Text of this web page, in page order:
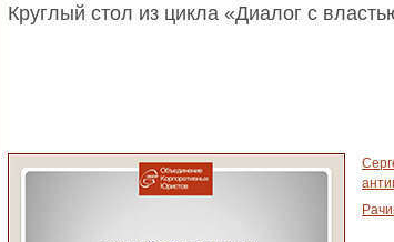
Круглый стол из цикла «Диалог с